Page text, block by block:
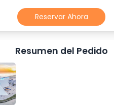
Reservar Ahora
Resumen del Pedido